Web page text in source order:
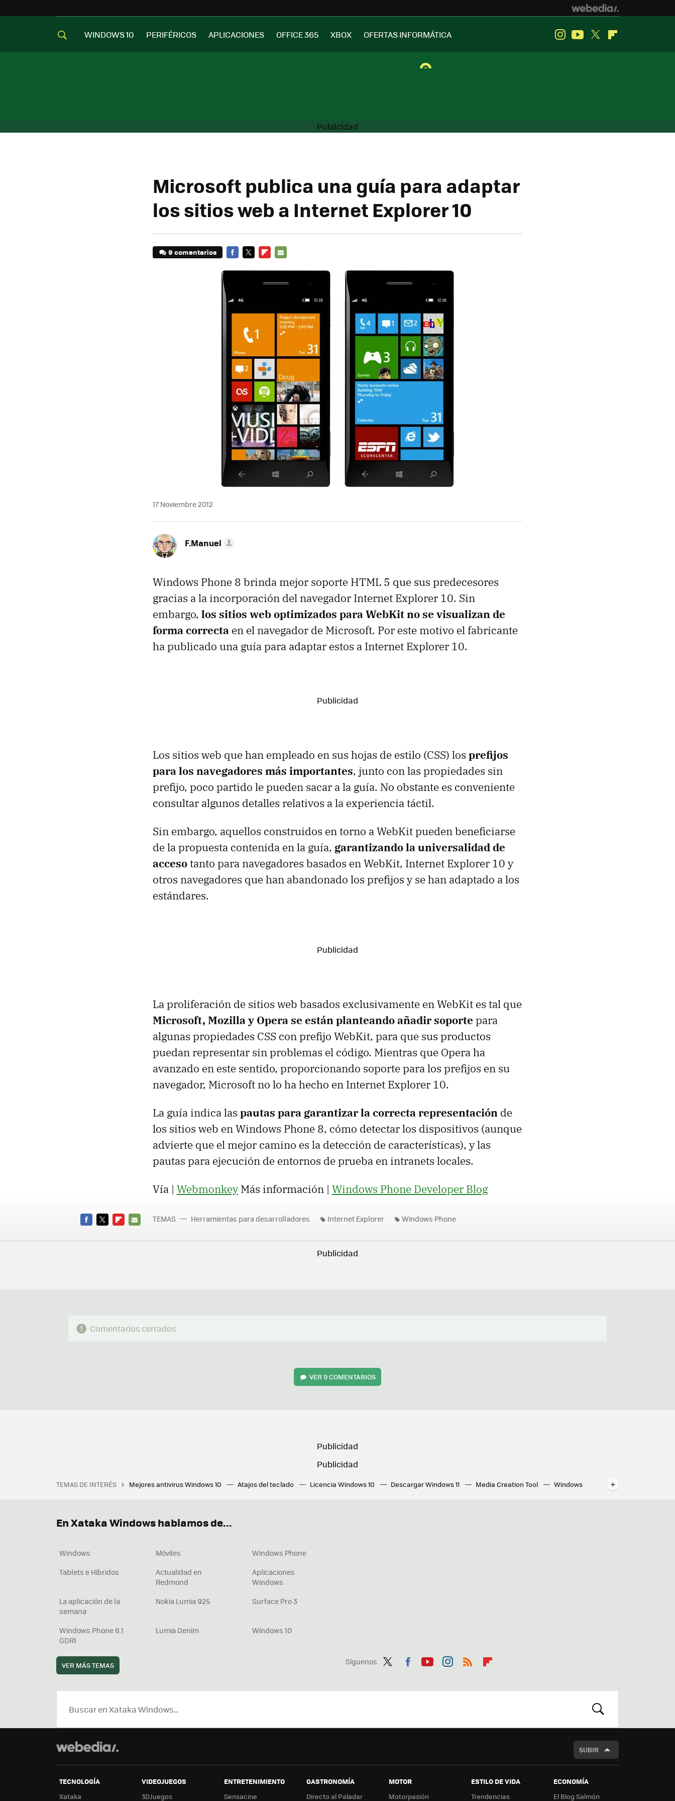
WINDOWS 10 PERIFÉRICOS APLICACIONES OFFICE 365 XBOX OFERTAS INFORMÁTICA InstagramYoutube
Twitter
Microsoft publica una guía para adaptar
los sitios web a Internet Explorer 10
9 comentarios
17 Noviembre 2012
F.Manuel
Windows Phone 8 brinda mejor soporte HTML 5 que sus predecesores
gracias a la incorporación del navegador Internet Explorer 10. Sin
embargo, los sitios web optimizados para WebKit no se visualizan de
forma correcta en el navegador de Microsoft. Por este motivo el fabricante
ha publicado una guía para adaptar estos a Internet Explorer 10.
Los sitios web que han empleado en sus hojas de estilo (CSS) los prefijos
para los navegadores más importantes, junto con las propiedades sin
prefijo, poco partido le pueden sacar a la guía. No obstante es conveniente
consultar algunos detalles relativos a la experiencia táctil.
Sin embargo, aquellos construidos en torno a WebKit pueden beneficiarse
de la propuesta contenida en la guía, garantizando la universalidad de
acceso tanto para navegadores basados en WebKit, Internet Explorer 10 y
otros navegadores que han abandonado los prefijos y se han adaptado a los
estándares.
La proliferación de sitios web basados exclusivamente en WebKit es tal que
Microsoft, Mozilla y Opera se están planteando añadir soporte para
algunas propiedades CSS con prefijo WebKit, para que sus productos
puedan representar sin problemas el código. Mientras que Opera ha
avanzado en este sentido, proporcionando soporte para los prefijos en su
navegador, Microsoft no lo ha hecho en Internet Explorer 10.
La guía indica las pautas para garantizar la correcta representación de
los sitios web en Windows Phone 8, cómo detectar los dispositivos (aunque
advierte que el mejor camino es la detección de características), y las
pautas para ejecución de entornos de prueba en intranets locales.
Vía | WebmonkeyMás información | Windows Phone Developer Blog
MAIL
TEMAS Herramientas para desarrolladores Internet Explorer Windows Phone
Comentarios cerrados
VER 9 COMENTARIOS
TEMAS DE INTERÉS Mejores antivirus Windows 10 Atajos del teclado Licencia Windows 10 Descargar Windows 11 Media Creation Tool
Windows
Síguenos
ter
ebo tub agr
boa
En Xataka Windows hablamos de...
Windows Móviles
Windows Phone
Tablets e Híbridos
Actualidad en
Redmond
Aplicaciones
Windows
La aplicación de la
semana
Nokia Lumia 925 Surface Pro 3
Windows Phone 8.1
GDR1
Lumia Denim Windows 10
VER MÁS TEMAS
BUSCAR
SUBIR
TECNOLOGÍA
Xataka
VIDEOJUEGOS
3DJuegos
ENTRETENIMIENTO
Sensacine
GASTRONOMÍA
Directo al Paladar
MOTOR
Motorpasión
ESTILO DE VIDA
Trendencias
ECONOMÍA
El Blog Salmón